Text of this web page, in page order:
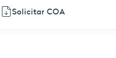
Solicitar COA